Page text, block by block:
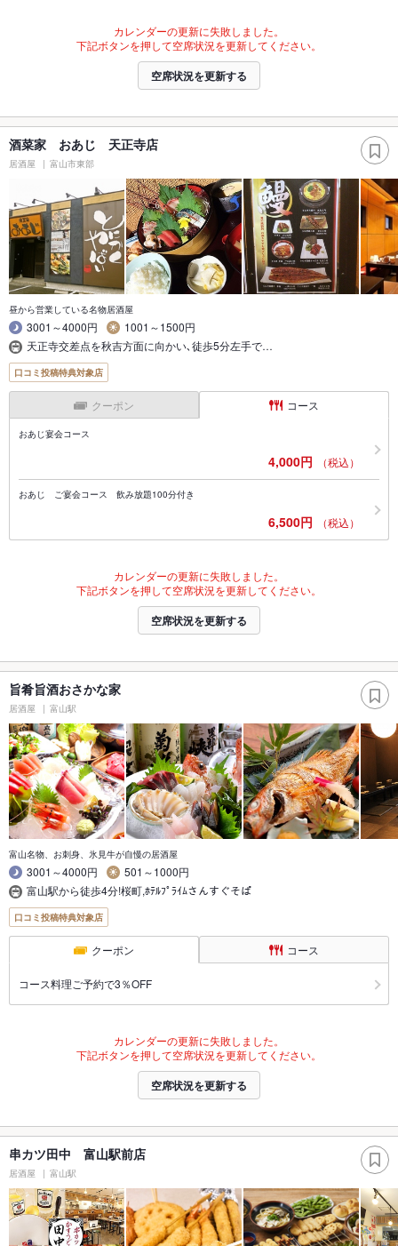
カレンダーの更新に失敗しました。
下記ボタンを押して空席状況を更新してください。
空席状況を更新する
酒菜家 おあじ 天正寺店
居酒屋 富山市東部
昼から営業している名物居酒屋
3001～4000円
1001～1500円
天正寺交差点を秋吉方面に向かい､徒歩5分左手で…
口コミ投稿特典対象店
クーポン コース
おあじ宴会コース
4,000円 （税込）
おあじ ご宴会コース 飲み放題100分付き
6,500円 （税込）
カレンダーの更新に失敗しました。
下記ボタンを押して空席状況を更新してください。
空席状況を更新する
旨肴旨酒おさかな家
居酒屋 富山駅
富山名物、お刺身、氷見牛が自慢の居酒屋
3001～4000円
501～1000円
富山駅から徒歩4分!桜町,ﾎﾃﾙﾌﾟﾗｲﾑさんすぐそぱ
口コミ投稿特典対象店
クーポン コース
コース料理ご予約で3％OFF
カレンダーの更新に失敗しました。
下記ボタンを押して空席状況を更新してください。
空席状況を更新する
串カツ田中 富山駅前店
居酒屋 富山駅